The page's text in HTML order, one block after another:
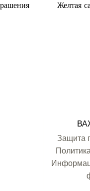
и
Желтая
Защита